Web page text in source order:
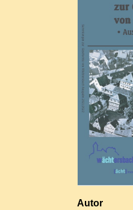
Autor